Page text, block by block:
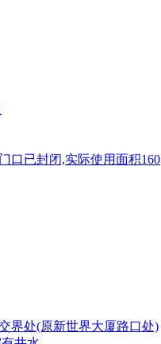
口已封闭,实际使用面积160
界处(原新世界大厦路口处)